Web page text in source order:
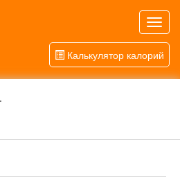
Калькулятор калорий